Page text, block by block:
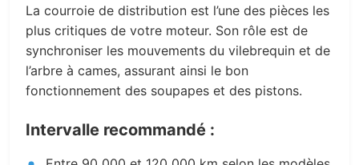
La courroie de distribution est l’une des pièces les
plus critiques de votre moteur. Son rôle est de
synchroniser les mouvements du vilebrequin et de
l’arbre à cames, assurant ainsi le bon
fonctionnement des soupapes et des pistons.
Intervalle recommandé :